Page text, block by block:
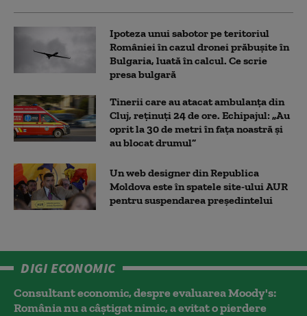
Ipoteza unui sabotor pe teritoriul
României în cazul dronei prăbușite în
Bulgaria, luată în calcul. Ce scrie
presa bulgară
Tinerii care au atacat ambulanța din
Cluj, reținuți 24 de ore. Echipajul: „Au
oprit la 30 de metri în fața noastră și
au blocat drumul”
Un web designer din Republica
Moldova este în spatele site-ului AUR
pentru suspendarea președintelui
DIGI ECONOMIC
Consultant economic, despre evaluarea Moody's:
România nu a câştigat nimic, a evitat o pierdere